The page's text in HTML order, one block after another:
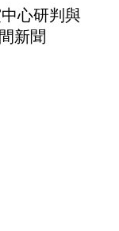
心研判與
新聞